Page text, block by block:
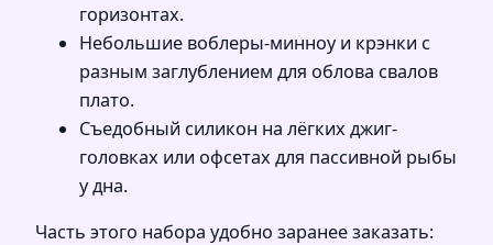
горизонтах.
Небольшие воблеры-минноу и крэнки с
разным заглублением для облова свалов
плато.
Съедобный силикон на лёгких джиг-
головках или офсетах для пассивной рыбы
у дна.
Часть этого набора удобно заранее заказать: